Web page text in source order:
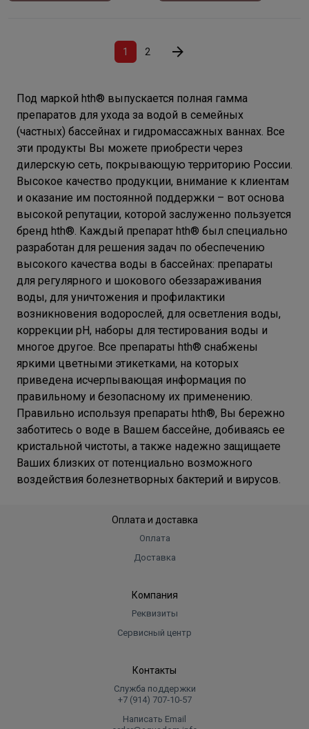
1 2
Под маркой hth® выпускается полная гамма
препаратов для ухода за водой в семейных
(частных) бассейнах и гидромассажных ваннах. Все
эти продукты Вы можете приобрести через
дилерскую сеть, покрывающую территорию России.
Высокое качество продукции, внимание к клиентам
и оказание им постоянной поддержки – вот основа
высокой репутации, которой заслуженно пользуется
бренд hth®. Каждый препарат hth® был специально
разработан для решения задач по обеспечению
высокого качества воды в бассейнах: препараты
для регулярного и шокового обеззараживания
воды, для уничтожения и профилактики
возникновения водорослей, для осветления воды,
коррекции pH, наборы для тестирования воды и
многое другое. Все препараты hth® снабжены
яркими цветными этикетками, на которых
приведена исчерпывающая информация по
правильному и безопасному их применению.
Правильно используя препараты hth®, Вы бережно
заботитесь о воде в Вашем бассейне, добиваясь ее
кристальной чистоты, а также надежно защищаете
Ваших близких от потенциально возможного
воздействия болезнетворных бактерий и вирусов.
Оплата и доставка
Оплата
Доставка
Компания
Реквизиты
Сервисный центр
Контакты
Служба поддержки
+7 (914) 707‑10‑57
Написать Email